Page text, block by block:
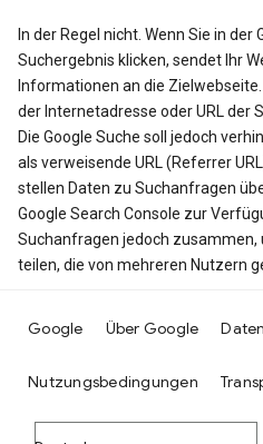
In der Regel nicht. Wenn Sie in der
Suchergebnis klicken, sendet Ihr
Informationen an die
der Internetadresse oder URL der
Die Google Suche soll jedoch
als verweisende URL (Referrer
stellen Daten zu Suchanfragen
Google Search Console zur
Suchanfragen jedoch
teilen, die von mehreren Nutzern
Google Über Google
Nutzungsbedingungen